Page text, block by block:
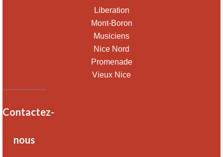
Liberation
Mont-Boron
Musiciens
Nice Nord
Promenade
Vieux Nice
Contactez-
nous